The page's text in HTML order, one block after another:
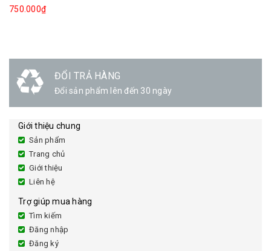
750.000₫
ĐỔI TRẢ HÀNG
Đổi sản phẩm lên đến 30 ngày
Giới thiệu chung
Sản phẩm
Trang chủ
Giới thiệu
Liên hệ
Trợ giúp mua hàng
Tìm kiếm
Đăng nhập
Đăng ký